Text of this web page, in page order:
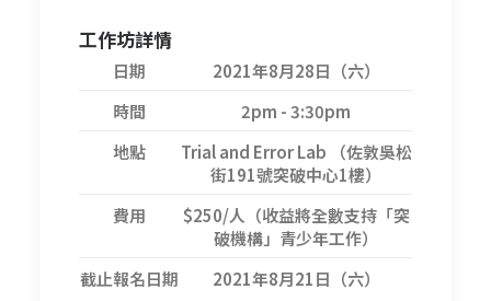
工作坊詳情
日期
2021年8月28日（六）
時間
2pm - 3:30pm
地點
Trial and Error Lab （佐敦吳松
街191號突破中心1樓）
費用
$250/人（收益將全數支持「突
破機構」青少年工作）
截止報名日期
2021年8月21日（六）